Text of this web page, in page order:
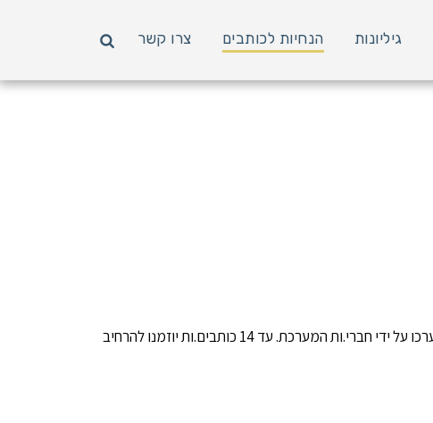
גיליונות הנחיות לכותבים צרו קשר
. התקצירים יקראו ויוערכו על ידי חברי.ות המערכת. עד 14 כותבים.ות יוזמנו להרחיב